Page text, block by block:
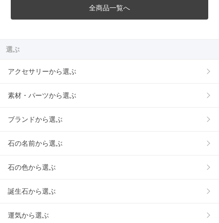
全商品一覧へ
選ぶ
アクセサリーから選ぶ
素材・パーツから選ぶ
ブランドから選ぶ
石の名前から選ぶ
石の色から選ぶ
誕生石から選ぶ
運気から選ぶ